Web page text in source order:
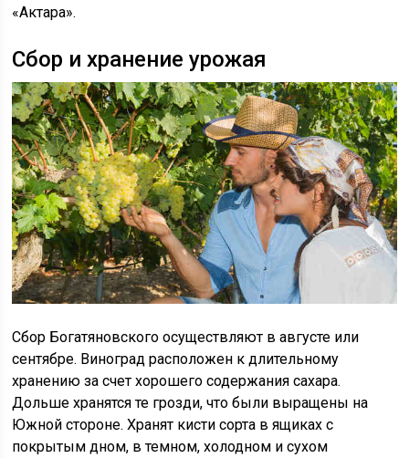
«Актара».
Сбор и хранение урожая
Сбор Богатяновского осуществляют в августе или
сентябре. Виноград расположен к длительному
хранению за счет хорошего содержания сахара.
Дольше хранятся те грозди, что были выращены на
Южной стороне. Хранят кисти сорта в ящиках с
покрытым дном, в темном, холодном и сухом